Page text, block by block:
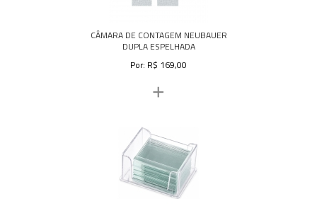
CÂMARA DE CONTAGEM NEUBAUER
DUPLA ESPELHADA
Por: R$ 169,00
+